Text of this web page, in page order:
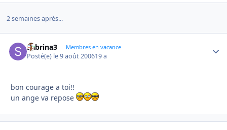
2 semaines après...
Sabrina3 Membres en vacance
Posté(e) le 9 août 200619 a
bon courage a toi!!
un ange va repose